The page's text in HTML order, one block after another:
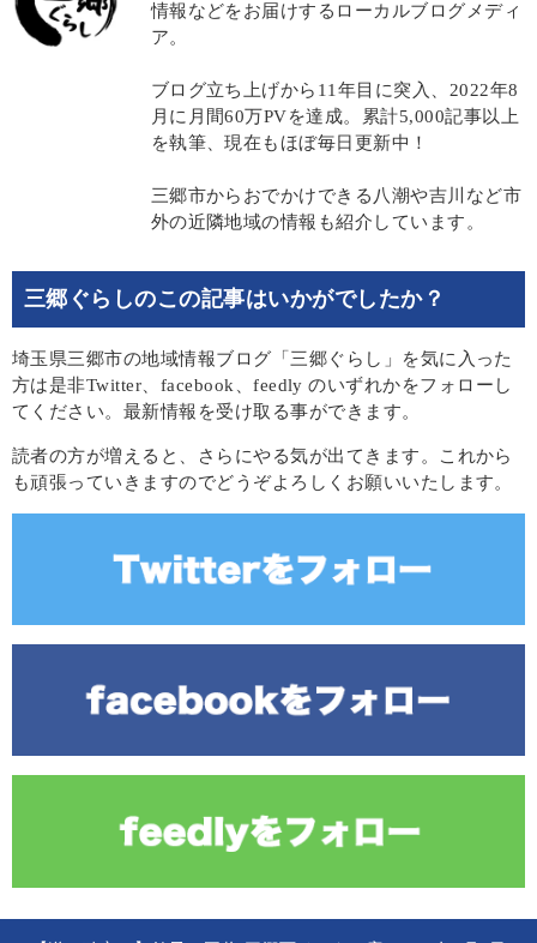
情報などをお届けするローカルブログメディ
ア。
ブログ立ち上げから11年目に突入、2022年8
月に月間60万PVを達成。累計5,000記事以上
を執筆、現在もほぼ毎日更新中！
三郷市からおでかけできる八潮や吉川など市
外の近隣地域の情報も紹介しています。
三郷ぐらしのこの記事はいかがでしたか？
埼玉県三郷市の地域情報ブログ「三郷ぐらし」を気に入った
方は是非Twitter、facebook、feedly のいずれかをフォローし
てください。最新情報を受け取る事ができます。
読者の方が増えると、さらにやる気が出てきます。これから
も頑張っていきますのでどうぞよろしくお願いいたします。